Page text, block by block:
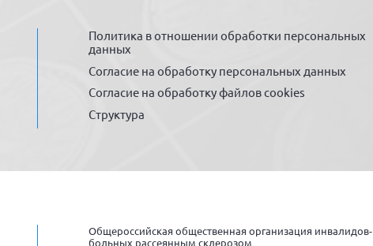
Политика в отношении обработки персональных
данных
Согласие на обработку персональных данных
Согласие на обработку файлов cookies
Структура
Общероссийская общественная организация инвалидов-
больных рассеянным склерозом